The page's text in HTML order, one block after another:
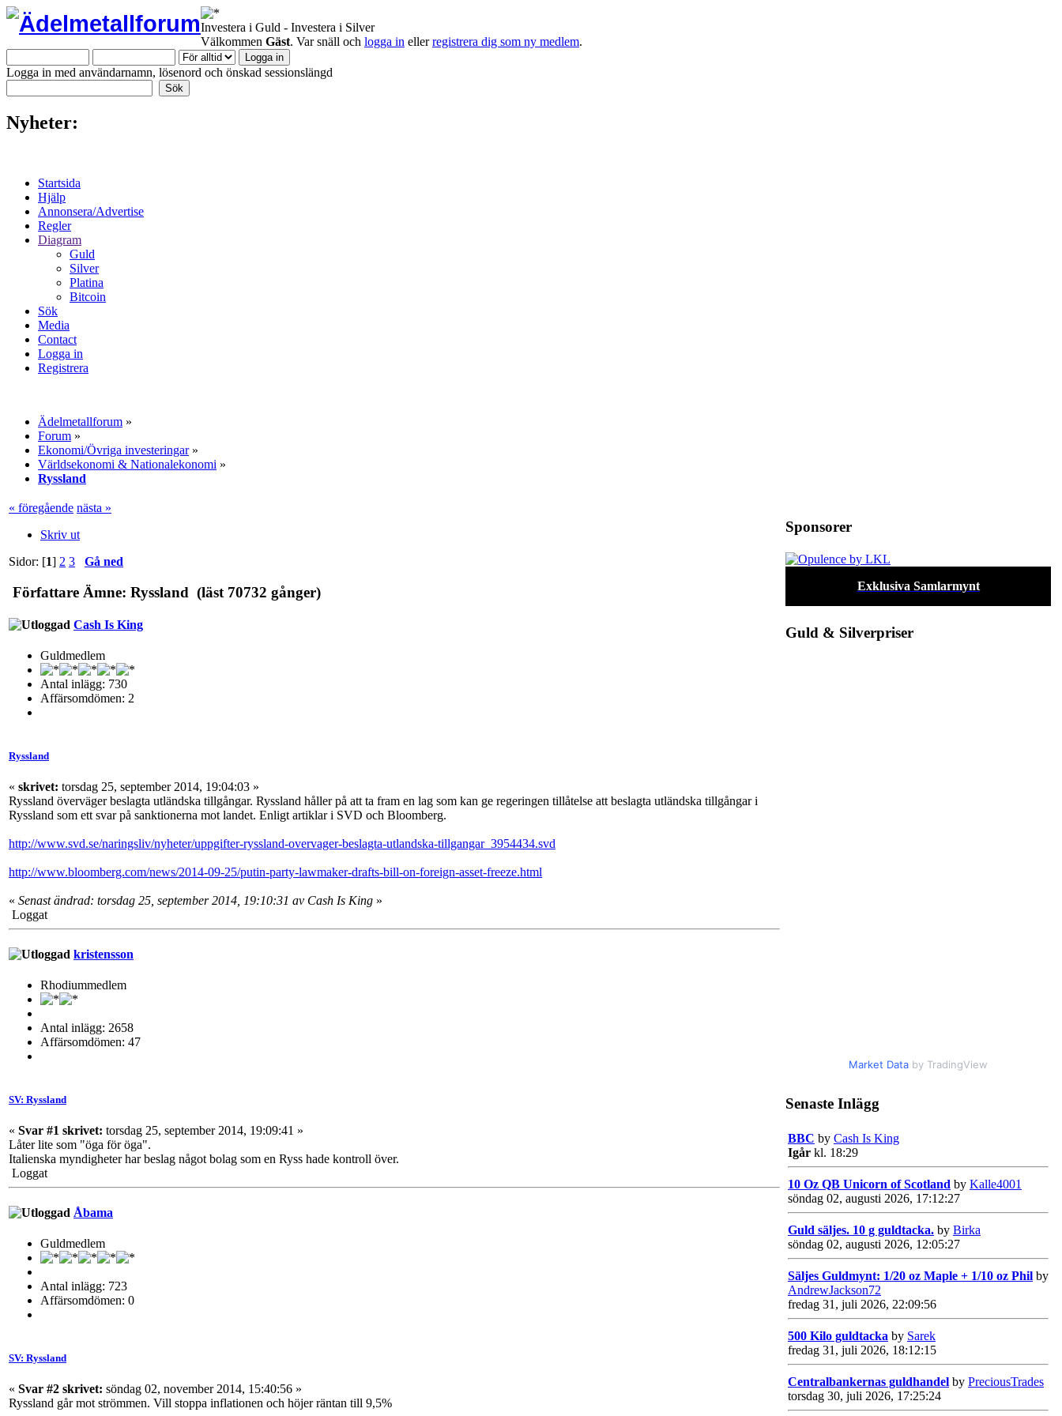
Investera i Guld - Investera i Silver
Välkommen Gäst. Var snäll och logga in ellerregistrera dig som ny medlem.
Logga in med användarnamn, lösenord och önskad sessionslängd
Nyheter:
Startsida
Hjälp
Annonsera/Advertise
Regler
Diagram
Guld
Silver
Platina
Bitcoin
Sök
Media
Contact
Logga in
Registrera
Ädelmetallforum »
Forum »
Ekonomi/Övriga investeringar»
Världsekonomi & Nationalekonomi »
Ryssland
« föregående nästa »
Skriv ut
Sidor: [1] 2 3 Gå ned
Författare Ämne: Ryssland (läst 70732 gånger)
Cash Is King
Guldmedlem
Antal inlägg: 730
Affärsomdömen: 2
Ryssland
« skrivet: torsdag 25, september 2014, 19:04:03 »
Ryssland överväger beslagta utländska tillgångar. Ryssland håller på att ta fram en lag som kan ge regeringen tillåtelse att beslagta utländska tillgångar i
Ryssland som ett svar på sanktionerna mot landet. Enligt artiklar i SVD och Bloomberg.
http://www.svd.se/naringsliv/nyheter/uppgifter-ryssland-overvager-beslagta-utlandska-tillgangar_3954434.svd
http://www.bloomberg.com/news/2014-09-25/putin-party-lawmaker-drafts-bill-on-foreign-asset-freeze.html
« Senast ändrad: torsdag 25, september 2014, 19:10:31 av Cash Is King »
Loggat
kristensson
Rhodiummedlem
Antal inlägg: 2658
Affärsomdömen: 47
SV: Ryssland
« Svar #1 skrivet: torsdag 25, september 2014, 19:09:41 »
Låter lite som "öga för öga".
Italienska myndigheter har beslag något bolag som en Ryss hade kontroll över.
Loggat
Åbama
Guldmedlem
Antal inlägg: 723
Affärsomdömen: 0
SV: Ryssland
« Svar #2 skrivet: söndag 02, november 2014, 15:40:56 »
Ryssland går mot strömmen. Vill stoppa inflationen och höjer räntan till 9,5%
Sponsorer
Exklusiva Samlarmynt
Guld & Silverpriser
Market Data by TradingView
Senaste Inlägg
BBC by Cash Is King
Igår kl. 18:29
10 Oz QB Unicorn of Scotland by Kalle4001
söndag 02, augusti 2026, 17:12:27
Guld säljes. 10 g guldtacka. by Birka
söndag 02, augusti 2026, 12:05:27
Säljes Guldmynt: 1/20 oz Maple + 1/10 oz Phil by
AndrewJackson72
fredag 31, juli 2026, 22:09:56
500 Kilo guldtacka by Sarek
fredag 31, juli 2026, 18:12:15
Centralbankernas guldhandel by PreciousTrades
torsdag 30, juli 2026, 17:25:24